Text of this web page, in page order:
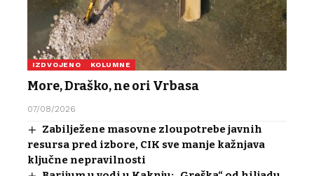
IZDVOJENO KOLUMNE
More, Draško, ne ori Vrbasa
07/08/2026
Zabilježene masovne zloupotrebe javnih
resursa pred izbore, CIK sve manje kažnjava
ključne nepravilnosti